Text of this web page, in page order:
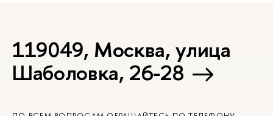
119049, Москва, улица
Шаболовка, 26-28